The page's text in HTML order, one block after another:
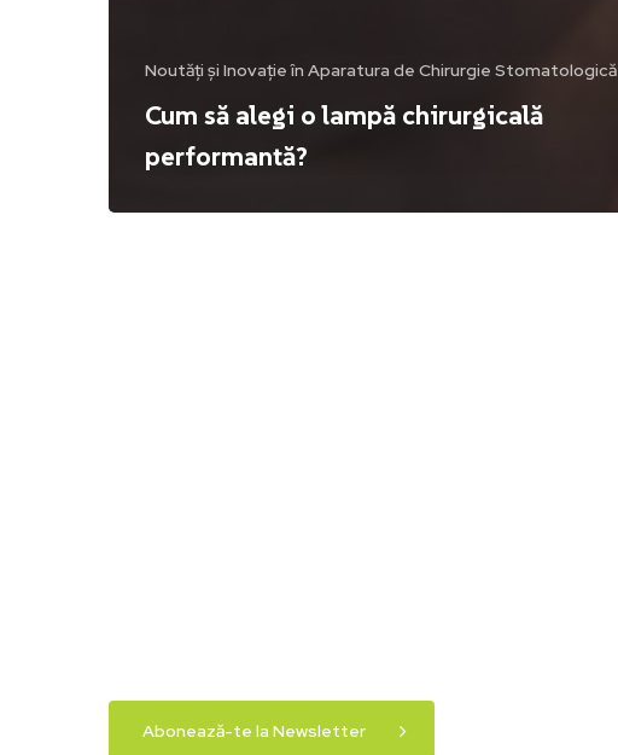
Noutăți și Inovație în Aparatura de Chirurgie Stomatologică
Cum să alegi o lampă chirurgicală
performantă?
Abonează-te la Newsletter